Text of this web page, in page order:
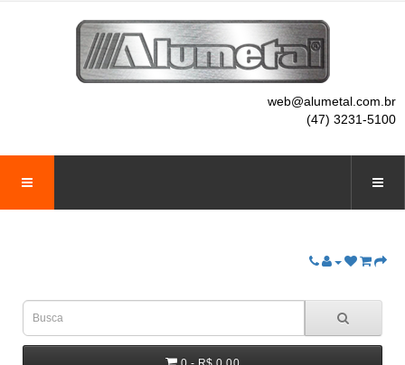
web@alumetal.com.br
(47) 3231-5100